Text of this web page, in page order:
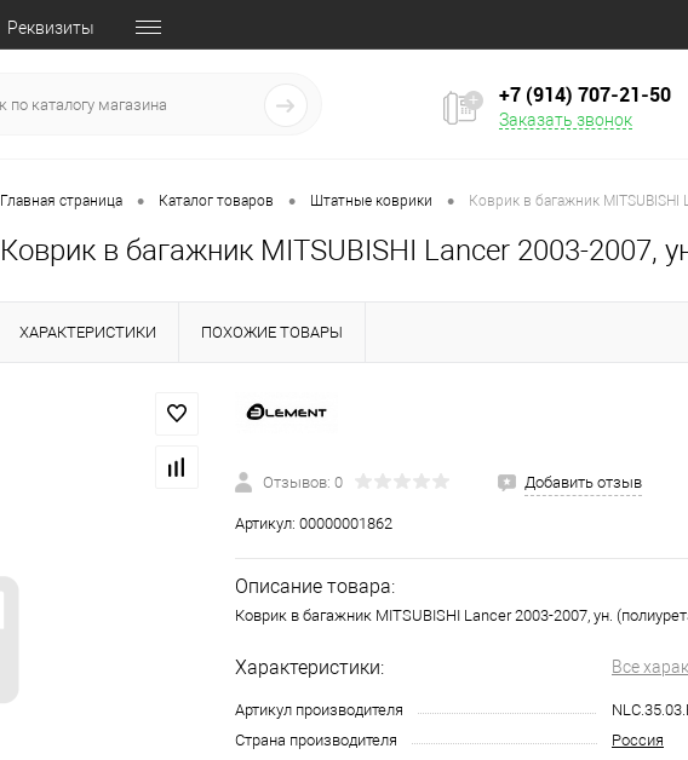
Реквизиты
+7 (914) 707‒21‒50
Заказать звонок
Главная страница • Каталог товаров • Штатные коврики • Коврик в багажник
Коврик в багажник MITSUBISHI Lancer 2003-2007,
ХАРАКТЕРИСТИКИ ПОХОЖИЕ ТОВАРЫ
Отзывов: 0 Добавить отзыв
Артикул: 00000001862
Описание товара:
Коврик в багажник MITSUBISHI Lancer 2003-2007, ун.
Характеристики: Все
Артикул производителя
Страна производителя
Россия